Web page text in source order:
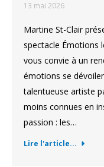
13 mai 2026
Martine St-Clair
spectacle Émotions
vous convie à un
émotions se
talentueuse artiste
moins connues en
passion : les…
Lire l'article...